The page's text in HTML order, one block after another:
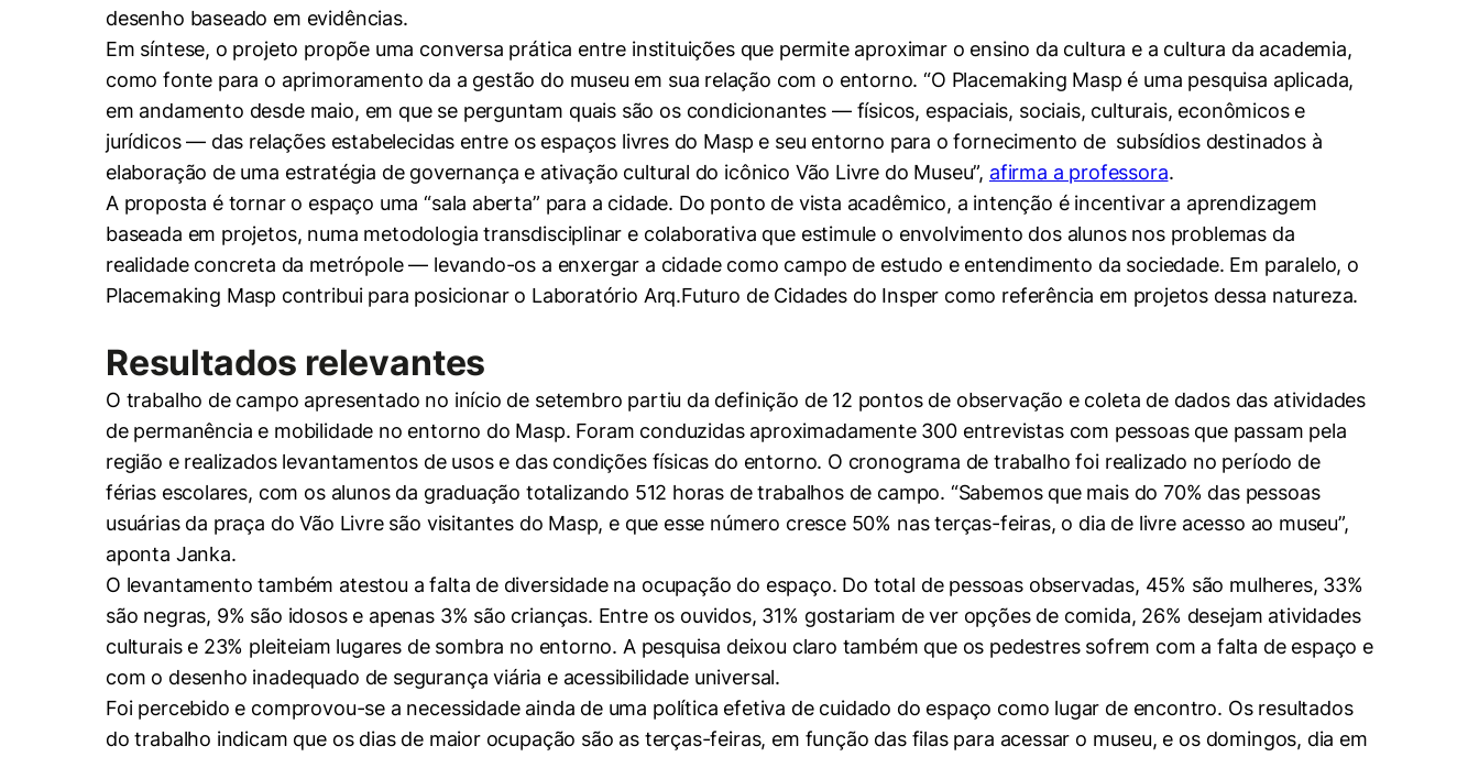
desenho baseado em evidências.
Em síntese, o projeto propõe uma conversa prática entre instituições que permite aproximar o ensino da cultura e a cultura da academia,
como fonte para o aprimoramento da a gestão do museu em sua relação com o entorno. “O Placemaking Masp é uma pesquisa aplicada,
em andamento desde maio, em que se perguntam quais são os condicionantes — físicos, espaciais, sociais, culturais, econômicos e
jurídicos — das relações estabelecidas entre os espaços livres do Masp e seu entorno para o fornecimento de subsídios destinados à
elaboração de uma estratégia de governança e ativação cultural do icônico Vão Livre do Museu”, afirma a professora.
A proposta é tornar o espaço uma “sala aberta” para a cidade. Do ponto de vista acadêmico, a intenção é incentivar a aprendizagem
baseada em projetos, numa metodologia transdisciplinar e colaborativa que estimule o envolvimento dos alunos nos problemas da
realidade concreta da metrópole — levando-os a enxergar a cidade como campo de estudo e entendimento da sociedade. Em paralelo, o
Placemaking Masp contribui para posicionar o Laboratório Arq.Futuro de Cidades do Insper como referência em projetos dessa natureza.
Resultados relevantes
O trabalho de campo apresentado no início de setembro partiu da definição de 12 pontos de observação e coleta de dados das atividades
de permanência e mobilidade no entorno do Masp. Foram conduzidas aproximadamente 300 entrevistas com pessoas que passam pela
região e realizados levantamentos de usos e das condições físicas do entorno. O cronograma de trabalho foi realizado no período de
férias escolares, com os alunos da graduação totalizando 512 horas de trabalhos de campo. “Sabemos que mais do 70% das pessoas
usuárias da praça do Vão Livre são visitantes do Masp, e que esse número cresce 50% nas terças-feiras, o dia de livre acesso ao museu”,
aponta Janka.
O levantamento também atestou a falta de diversidade na ocupação do espaço. Do total de pessoas observadas, 45% são mulheres, 33%
são negras, 9% são idosos e apenas 3% são crianças. Entre os ouvidos, 31% gostariam de ver opções de comida, 26% desejam atividades
culturais e 23% pleiteiam lugares de sombra no entorno. A pesquisa deixou claro também que os pedestres sofrem com a falta de espaço e
com o desenho inadequado de segurança viária e acessibilidade universal.
Foi percebido e comprovou-se a necessidade ainda de uma política efetiva de cuidado do espaço como lugar de encontro. Os resultados
do trabalho indicam que os dias de maior ocupação são as terças-feiras, em função das filas para acessar o museu, e os domingos, dia em
Cookies estritamente necessários